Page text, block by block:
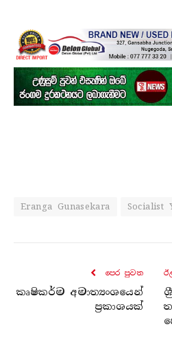
Eranga Gunasekara Socialist
පෙර පුව​ත
කෘෂිකර්ම අමාත්‍යංශයෙන්
ප්‍රකාශයක්